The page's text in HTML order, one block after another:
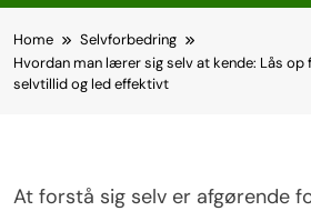
to
content
Home
Selvforbedring
Hvordan man lærer sig selv at kende: Lås
selvtillid og led effektivt
At forstå sig selv er afgørende